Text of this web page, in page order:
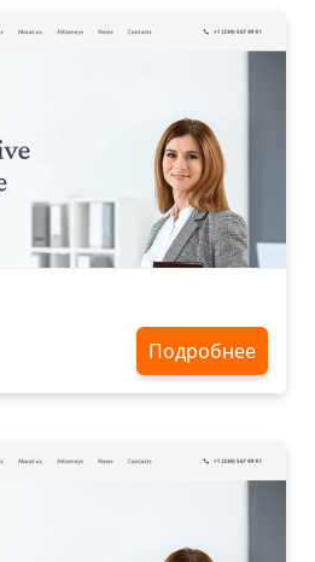
Подробнее